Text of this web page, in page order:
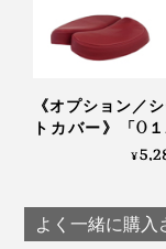
日本人による、
で、カラダを本
「坐骨で座る」
また、20名以
して使用し、「
薬を飲むこと
す。
《オプション／
トカバー》「0１
「オクトパス」
アー
¥
よく一緒に購入